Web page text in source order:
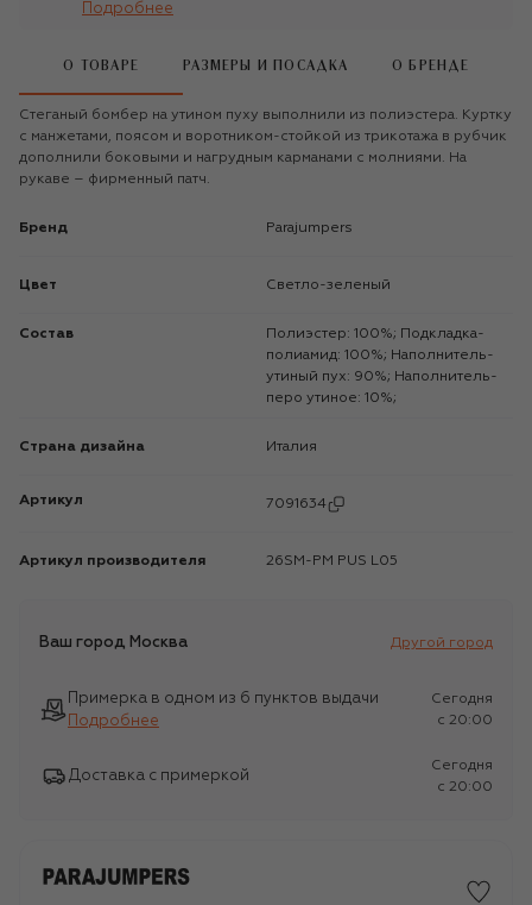
Подробнее
О ТОВАРЕ РАЗМЕРЫ И ПОСАДКА О БРЕНДЕ
Стеганый бомбер на утином пуху выполнили из полиэстера. Куртку
с манжетами, поясом и воротником-стойкой из трикотажа в рубчик
дополнили боковыми и нагрудным карманами с молниями. На
рукаве – фирменный патч.
Бренд Parajumpers
Цвет Светло-зеленый
Состав
Полиэстер: 100%; Подкладка-
полиамид: 100%; Наполнитель-
утиный пух: 90%; Наполнитель-
перо утиное: 10%;
Страна дизайна Италия
Артикул 7091634
Артикул производителя 26SM-PM PUS L05
Ваш город Москва Другой город
Примерка в одном из 6 пунктов выдачи
Подробнее
Сегодня
c 20:00
Доставка с примеркой
Сегодня
c 20:00